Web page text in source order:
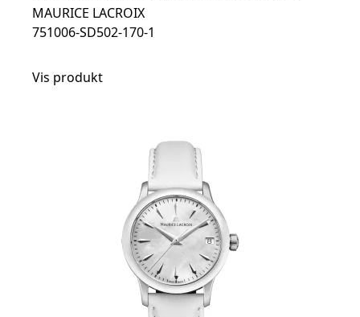
MAURICE LACROIX
751006-SD502-170-1
Vis produkt